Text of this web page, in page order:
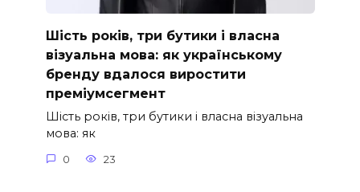
Шість років, три бутики і власна
візуальна мова: як українському
бренду вдалося виростити
преміумсегмент
Шість років, три бутики і власна візуальна
мова: як
0 23